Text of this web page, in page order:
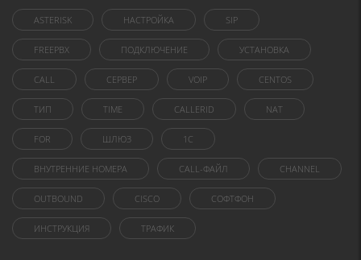
ASTERISK НАСТРОЙКА SIP
FREEPBX ПОДКЛЮЧЕНИЕ УСТАНОВКА
CALL СЕРВЕР VOIP CENTOS
ТИП TIME CALLERID NAT
FOR ШЛЮЗ 1C
ВНУТРЕННИЕ НОМЕРА CALL-ФАЙЛ CHANNEL
OUTBOUND CISCO СОФТФОН
ИНСТРУКЦИЯ ТРАФИК